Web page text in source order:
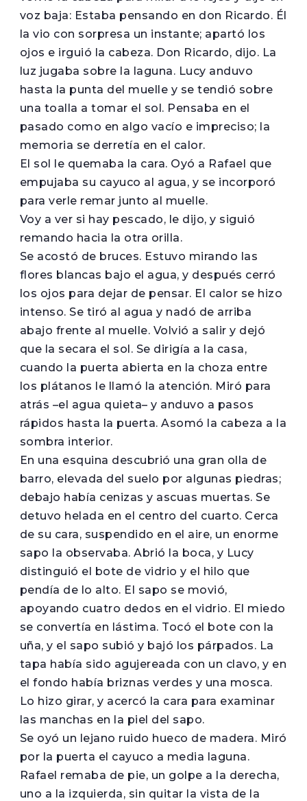
voz baja: Estaba pensando en don Ricardo. Él
la vio con sorpresa un instante; apartó los
ojos e irguió la cabeza. Don Ricardo, dijo. La
luz jugaba sobre la laguna. Lucy anduvo
hasta la punta del muelle y se tendió sobre
una toalla a tomar el sol. Pensaba en el
pasado como en algo vacío e impreciso; la
memoria se derretía en el calor.
El sol le quemaba la cara. Oyó a Rafael que
empujaba su cayuco al agua, y se incorporó
para verle remar junto al muelle.
Voy a ver si hay pescado, le dijo, y siguió
remando hacia la otra orilla.
Se acostó de bruces. Estuvo mirando las
flores blancas bajo el agua, y después cerró
los ojos para dejar de pensar. El calor se hizo
intenso. Se tiró al agua y nadó de arriba
abajo frente al muelle. Volvió a salir y dejó
que la secara el sol. Se dirigía a la casa,
cuando la puerta abierta en la choza entre
los plátanos le llamó la atención. Miró para
atrás –el agua quieta– y anduvo a pasos
rápidos hasta la puerta. Asomó la cabeza a la
sombra interior.
En una esquina descubrió una gran olla de
barro, elevada del suelo por algunas piedras;
debajo había cenizas y ascuas muertas. Se
detuvo helada en el centro del cuarto. Cerca
de su cara, suspendido en el aire, un enorme
sapo la observaba. Abrió la boca, y Lucy
distinguió el bote de vidrio y el hilo que
pendía de lo alto. El sapo se movió,
apoyando cuatro dedos en el vidrio. El miedo
se convertía en lástima. Tocó el bote con la
uña, y el sapo subió y bajó los párpados. La
tapa había sido agujereada con un clavo, y en
el fondo había briznas verdes y una mosca.
Lo hizo girar, y acercó la cara para examinar
las manchas en la piel del sapo.
Se oyó un lejano ruido hueco de madera. Miró
por la puerta el cayuco a media laguna.
Rafael remaba de pie, un golpe a la derecha,
uno a la izquierda, sin quitar la vista de la